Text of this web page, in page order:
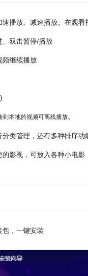
播放、减速播放。在观
、双击暂停/播放
频继续播放
本地的视频可离线播放。
类管理，还有多种排序功
影视，可放入各种小电影
包，一键安装